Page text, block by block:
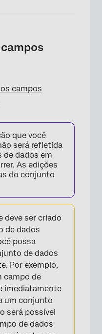
×
campos
que você
será refletida
dados em
As edições
do conjunto
deve ser criado
de dados
possa
de dados
Por exemplo,
campo de
imediatamente
um conjunto
será possível
de dados